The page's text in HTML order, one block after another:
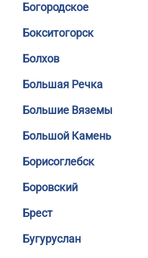
Богородское
Бокситогорск
Болхов
Большая Речка
Большие Вяземы
Большой Камень
Борисоглебск
Боровский
Брест
Бугуруслан